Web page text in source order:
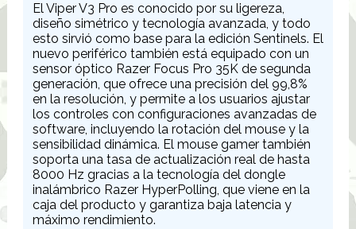
El Viper V3 Pro es conocido por su ligereza,
diseño simétrico y tecnología avanzada, y todo
esto sirvió como base para la edición Sentinels. El
nuevo periférico también está equipado con un
sensor óptico Razer Focus Pro 35K de segunda
generación, que ofrece una precisión del 99,8%
en la resolución, y permite a los usuarios ajustar
los controles con configuraciones avanzadas de
software, incluyendo la rotación del mouse y la
sensibilidad dinámica. El mouse gamer también
soporta una tasa de actualización real de hasta
8000 Hz gracias a la tecnología del dongle
inalámbrico Razer HyperPolling, que viene en la
caja del producto y garantiza baja latencia y
máximo rendimiento.